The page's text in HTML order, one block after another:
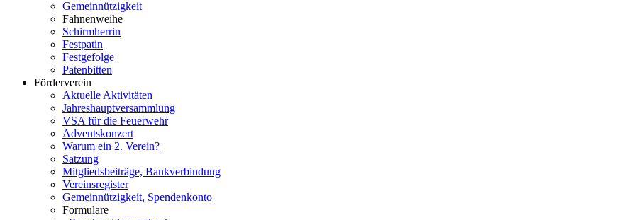
Gemeinnützigkeit
Fahnenweihe
Schirmherrin
Festpatin
Festgefolge
Patenbitten
Förderverein
Aktuelle Aktivitäten
Jahreshauptversammlung
VSA für die Feuerwehr
Adventskonzert
Warum ein 2. Verein?
Satzung
Mitgliedsbeiträge, Bankverbindung
Vereinsregister
Gemeinnützigkeit, Spendenkonto
Formulare